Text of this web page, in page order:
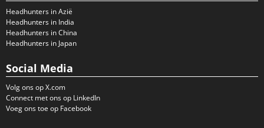
Headhunters in Azië
Headhunters in India
Headhunters in China
Headhunters in Japan
Social Media
Volg ons op X.com
Connect met ons op LinkedIn
Voeg ons toe op Facebook